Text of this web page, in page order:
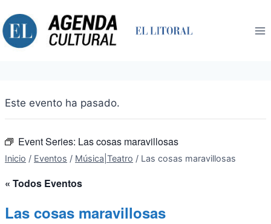
al
contenido
Este evento ha pasado.
Event Series: Las cosas maravillosas
Inicio / Eventos / Música|Teatro / Las cosas maravillosas
« Todos Eventos
Las cosas maravillosas